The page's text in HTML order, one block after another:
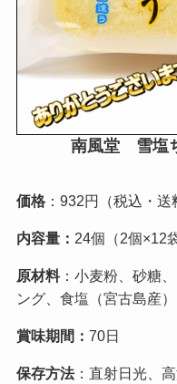
南風堂 雪塩
価格：932円（税込・送
内容量： 24個（2個×12
原材料：小麦粉、砂糖
ング、食塩（宮古島産
賞味期間： 70日
保存方法：直射日光、